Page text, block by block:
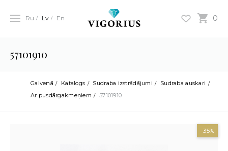
0
Ru Lv En
57101910
Galvenā Katalogs Sudraba izstrādājumi
Sudraba auskari
Ar pusdārgakmeņiem
57101910
-35%